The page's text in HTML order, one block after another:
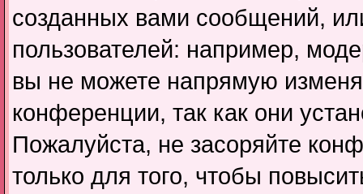
созданных вами сообщений,
пользователей: например,
вы не можете напрямую
конференции, так как они
Пожалуйста, не засоряйте
только для того, чтобы